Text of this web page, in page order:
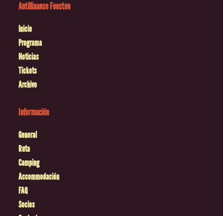
Antilliaanse Feesten
Inicio
Programa
Noticias
Tickets
Archivo
Información
General
Ruta
Camping
Accommodación
FAQ
Socios